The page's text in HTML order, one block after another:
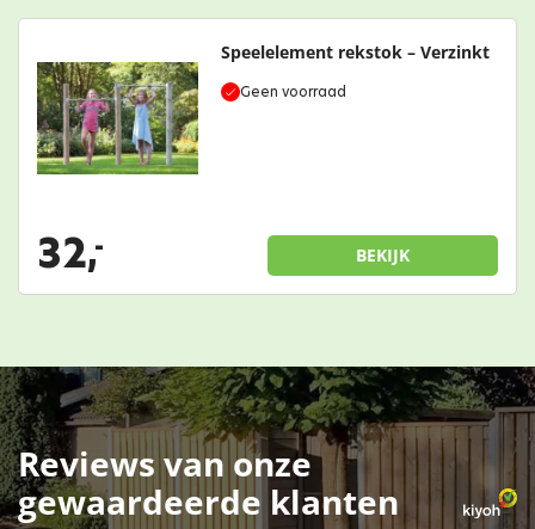
Geen voorraad
Speelelement rekstok – Verzinkt
32,- BEKIJK
Reviews van onze
gewaardeerde klanten